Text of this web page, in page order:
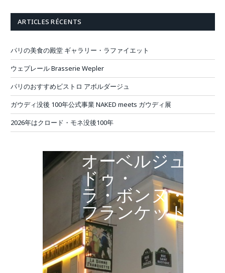
ARTICLES RÉCENTS
パリの美食の殿堂 ギャラリー・ラファイエット
ウェプレール Brasserie Wepler
パリのおすすめビストロ アボルダージュ
ガウディ没後 100年公式事業 NAKED meets ガウディ展
2026年はクロード・モネ没後100年
オーベルジュ・
ドゥ・
ラ・ボンヌ・
フランケット